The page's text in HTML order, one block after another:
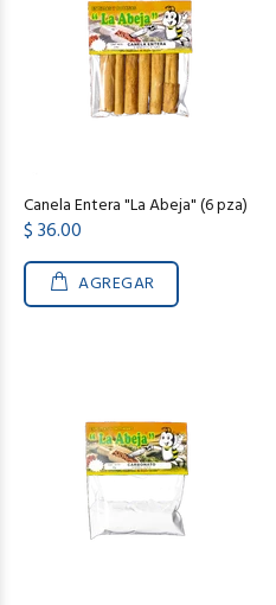
Canela Entera "La Abeja" (6 pza)
$ 36.00
AGREGAR